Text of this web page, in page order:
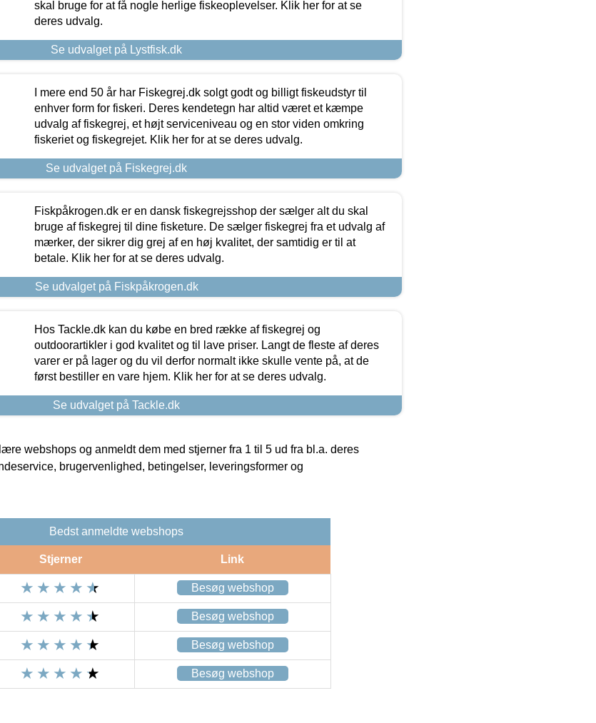
skal bruge for at få nogle herlige fiskeoplevelser. Klik her for at se
deres udvalg.
Se udvalget på Lystfisk.dk
I mere end 50 år har Fiskegrej.dk solgt godt og billigt fiskeudstyr til
enhver form for fiskeri. Deres kendetegn har altid været et kæmpe
udvalg af fiskegrej, et højt serviceniveau og en stor viden omkring
fiskeriet og fiskegrejet. Klik her for at se deres udvalg.
Se udvalget på Fiskegrej.dk
Fiskpåkrogen.dk er en dansk fiskegrejsshop der sælger alt du skal
bruge af fiskegrej til dine fisketure. De sælger fiskegrej fra et udvalg af
mærker, der sikrer dig grej af en høj kvalitet, der samtidig er til at
betale. Klik her for at se deres udvalg.
Se udvalget på Fiskpåkrogen.dk
Hos Tackle.dk kan du købe en bred række af fiskegrej og
outdoorartikler i god kvalitet og til lave priser. Langt de fleste af deres
varer er på lager og du vil derfor normalt ikke skulle vente på, at de
først bestiller en vare hjem. Klik her for at se deres udvalg.
Se udvalget på Tackle.dk
webshops og anmeldt dem med stjerner fra 1 til 5 ud fra bl.a. deres
brugervenlighed, betingelser, leveringsformer og
Bedst anmeldte webshops
Stjerner Link
Besøg webshop
Besøg webshop
Besøg webshop
Besøg webshop